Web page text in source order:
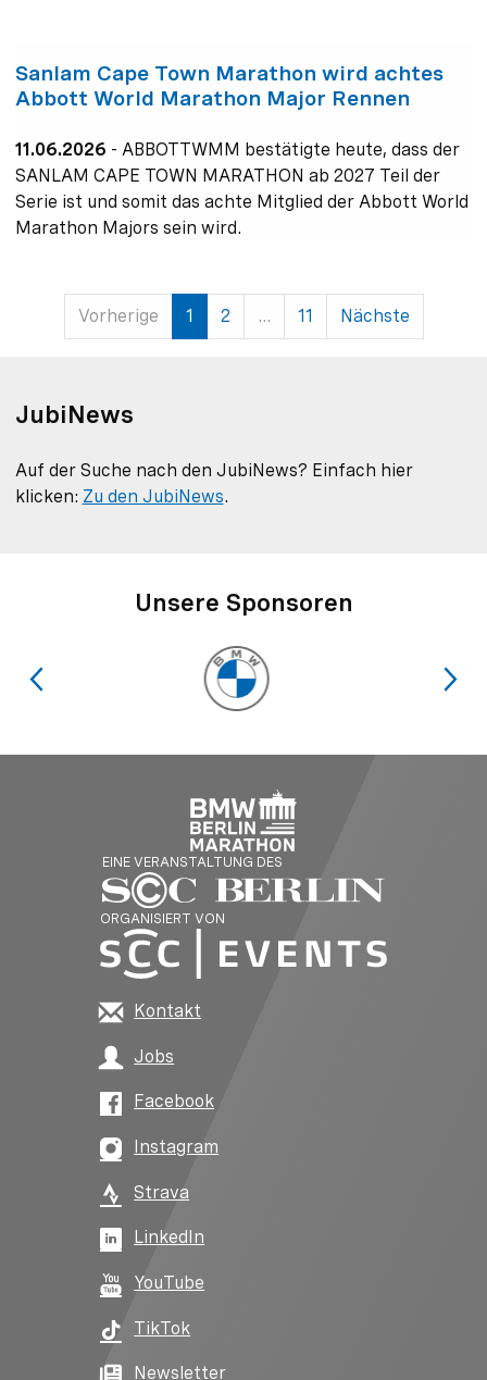
Sanlam Cape Town Marathon wird achtes
Abbott World Marathon Major Rennen
11.06.2026 - ABBOTTWMM bestätigte heute, dass der
SANLAM CAPE TOWN MARATHON ab 2027 Teil der
Serie ist und somit das achte Mitglied der Abbott World
Marathon Majors sein wird.
Vorherige 1 2 ... 11 Nächste
JubiNews
Auf der Suche nach den JubiNews? Einfach hier
klicken: Zu den JubiNews.
Unsere Sponsoren
EINE VERANSTALTUNG DES
ORGANISIERT VON
Kontakt
Jobs
Facebook
Instagram
Strava
LinkedIn
YouTube
TikTok
Newsletter